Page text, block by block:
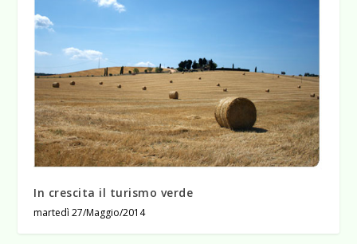
In crescita il turismo verde
martedì 27/Maggio/2014